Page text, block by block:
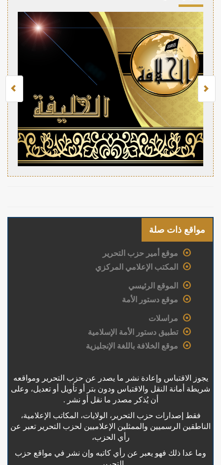
مواقع ذات صلة
موقع أمير حزب التحرير
المكتب الإعلامي المركزي
الموقع الرئيسي
موقع دستور الأمة
مراسلات
تطبيق دستور الأمة الإسلامية
موقع الخلافة باللغة الإنجليزية
يجوز الاقتباس وإعادة نشر ما يصدر عن حزب التحرير ومواقعه
شريطة أمانة النقل والاقتباس ودون بتر أو تأويل أو تعديل، وعلى
أن يُذكر مصدر ما نقل أو نشر .
فقط إصدارات حزب التحرير، الولايات، المكاتب الإعلامية،
الناطقين الرسميين والممثلين الإعلاميين لحزب التحرير تعبر عن
رأي الحزب،
وما عدا ذلك فهو يعبر عن رأي كاتبه وإن نشر في مواقع حزب